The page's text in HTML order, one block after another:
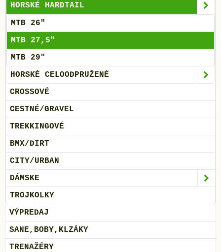
HORSKÉ HARDTAIL
MTB 26"
MTB 27,5"
MTB 29"
HORSKÉ CELOODPRUŽENÉ
CROSSOVÉ
CESTNÉ/GRAVEL
TREKKINGOVÉ
BMX/DIRT
CITY/URBAN
DÁMSKE
TROJKOLKY
VÝPREDAJ
SANE,BOBY,KLZÁKY
TRENAŽÉRY